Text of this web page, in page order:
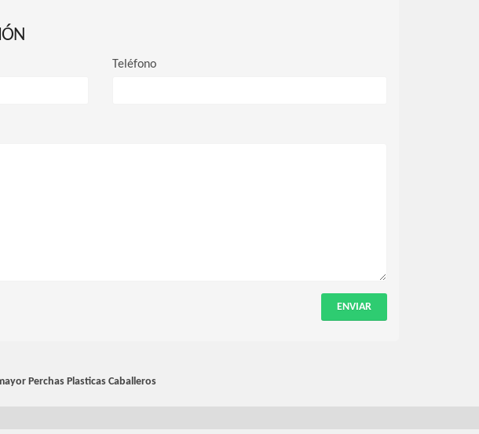
Teléfono
ENVIAR
Perchas Plasticas Caballeros